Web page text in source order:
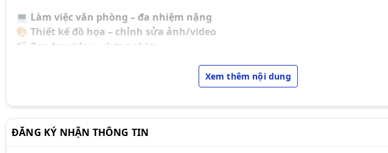
💻 Làm việc văn phòng – đa nhiệm nặng
🎨 Thiết kế đồ họa – chỉnh sửa ảnh/video
🎬 Render video – dựng phim
🛠Photoshop | Premiere Pro | After Effects | Blender | AutoCAD
Xem thêm nội dung
ĐĂNG KÝ NHẬN THÔNG TIN